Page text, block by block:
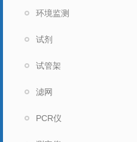
环境监测
试剂
试管架
滤网
PCR仪